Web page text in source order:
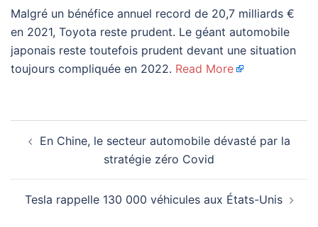
Malgré un bénéfice annuel record de 20,7 milliards €
en 2021, Toyota reste prudent. Le géant automobile
japonais reste toutefois prudent devant une situation
toujours compliquée en 2022. Read More
d’article
En Chine, le secteur automobile dévasté par la
stratégie zéro Covid
Tesla rappelle 130 000 véhicules aux États-Unis